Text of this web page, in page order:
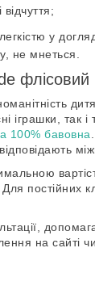
у
не мнеться.
флісовий
іграшки, так і
100% бавовна
постійних
на